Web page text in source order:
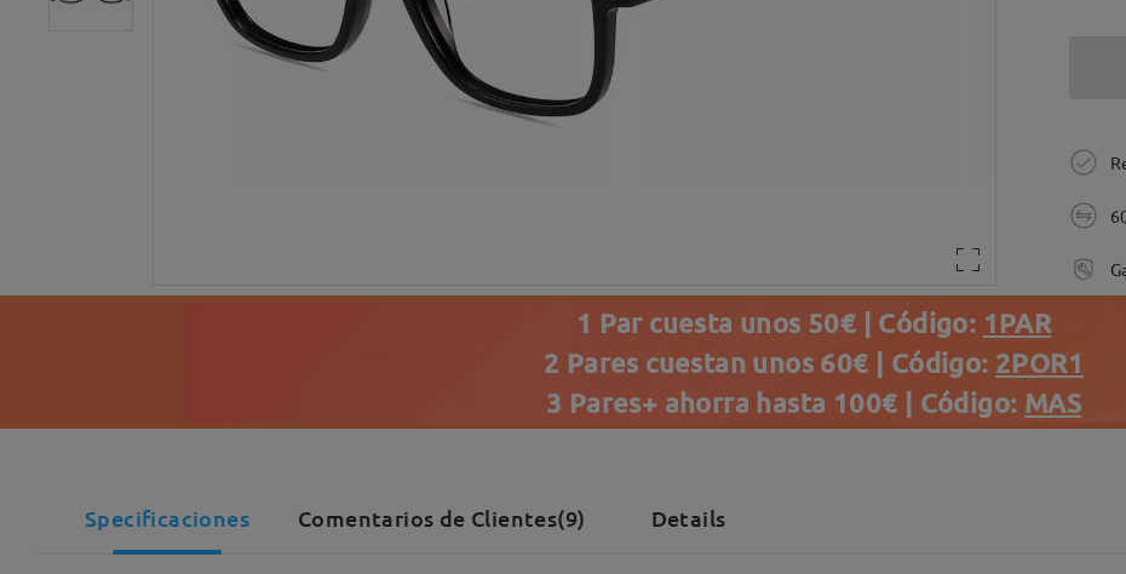
1 Par cuesta unos 50€ | Código: 1PAR
2 Pares cuestan unos 60€ | Código: 2POR1
3 Pares+ ahorra hasta 100€ | Código: MAS
Specificaciones Comentarios de Clientes(9) Details